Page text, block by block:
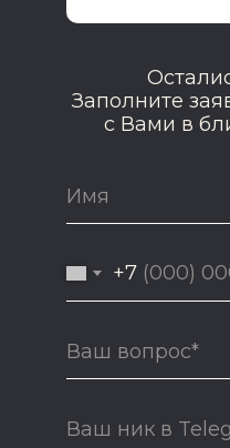
+7
Заполните
с Вами в